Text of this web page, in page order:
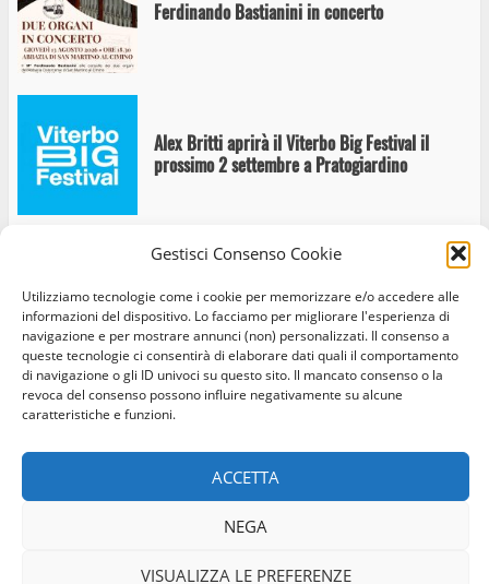
Gestisci Consenso Cookie
Utilizziamo tecnologie come i cookie per memorizzare e/o accedere alle
informazioni del dispositivo. Lo facciamo per migliorare l'esperienza di
navigazione e per mostrare annunci (non) personalizzati. Il consenso a
queste tecnologie ci consentirà di elaborare dati quali il comportamento
di navigazione o gli ID univoci su questo sito. Il mancato consenso o la
revoca del consenso possono influire negativamente su alcune
caratteristiche e funzioni.
ACCETTA
NEGA
VISUALIZZA LE PREFERENZE
Ferdinando Bastianini in concerto
Alex Britti aprirà il Viterbo Big Festival il
prossimo 2 settembre a Pratogiardino
A Ferento il binomio artistico perfetto: Danza
su note di canzoni eterne. In prima nazionale
questa sera alle 19.30
A Ferento Teatro Festival il Lato Oscuro dei
Facebook
Instagram
Twitter
© Occhio Viterbese - Codice 90148040562 - N° iscrizione